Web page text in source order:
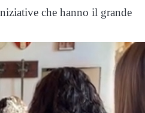
che hanno il grande